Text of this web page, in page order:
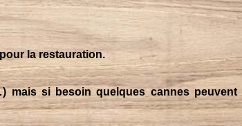
la restauration.
mais si besoin quelques cannes peuvent